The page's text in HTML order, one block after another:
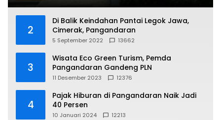
2
Di Balik Keindahan Pantai Legok Jawa,
Cimerak, Pangandaran
5 September 2022 13662
3
Wisata Eco Green Turism, Pemda
Pangandaran Gandeng PLN
11 Desember 2023 12376
4
Pajak Hiburan di Pangandaran Naik Jadi
40 Persen
10 Januari 2024 12213